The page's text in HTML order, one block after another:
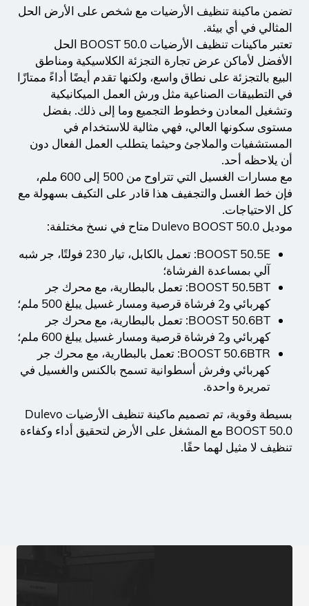
تضمن ماكينة تنظيف الأرضيات مع شخص على الأرض الحل
المثالي في أي بيئة.
تعتبر ماكينات تنظيف الأرضيات BOOST 50.0 الحل
الأفضل لأماكن عرض تجارة التجزئة الكلاسيكية ومناطق
البيع بالتجزئة على نطاق واسع، ولكنها تقدم أيضًا أداءً ممتازًا
في التطبيقات الصناعية مثل ورش العمل الميكانيكية
وتشغيل المعادن وخطوط التجميع وما إلى ذلك. بفضل
مستوى سكونها العالي، فهي مثالية للاستخدام في
المستشفيات والملاجئ وحيثما يتطلب العمل الفعال دون
أن يلاحظه أحد.
مع مسارات الغسيل التي تتراوح من 500 إلى 600 ملم،
فإن خط الغسل والتجفيف هذا قادر على التكيف بسهولة مع
كل الاحتياجات.
موديل Dulevo BOOST 50.0 متاح في نسخ مختلفة:
BOOST 50.5E: تعمل بالكابل، تيار 230 فولتًا، جر شبه
آلي بمساعدة الفرشاة؛
BOOST 50.5BT: تعمل بالبطارية، مع محرك جر
كهربائي و2 فرشاة قرصية ومسار غسيل يبلغ 500 ملم؛
BOOST 50.6BT: تعمل بالبطارية، مع محرك جر
كهربائي و2 فرشاة قرصية ومسار غسيل يبلغ 600 ملم؛
BOOST 50.6BTR: تعمل بالبطارية، مع محرك جر
كهربائي وفرش أسطوانية تسمح بالكنس والغسيل في
تمريرة واحدة.
بسيطة وقوية، تم تصميم ماكينة تنظيف الأرضيات Dulevo
BOOST 50.0 مع المشغل على الأرض لتحقيق أداء وكفاءة
تنظيف لا مثيل لهما حقًا.